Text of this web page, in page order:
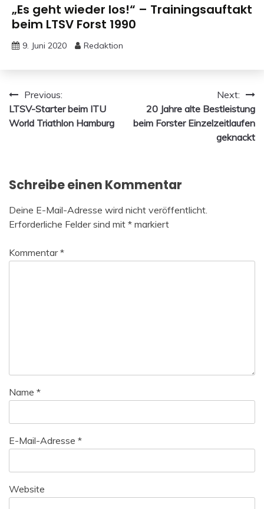
„Es geht wieder los!“ – Trainingsauftakt
beim LTSV Forst 1990
9. Juni 2020 Redaktion
Beitragsnavigation
Previous:
LTSV-Starter beim ITU
World Triathlon Hamburg
Next:
20 Jahre alte Bestleistung
beim Forster Einzelzeitlaufen
geknackt
Schreibe einen Kommentar
Deine E-Mail-Adresse wird nicht veröffentlicht.
Erforderliche Felder sind mit * markiert
Kommentar*
Name *
E-Mail-Adresse *
Website